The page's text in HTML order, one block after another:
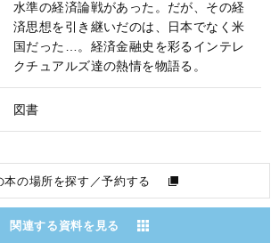
水準の経済論戦があった。だが、その経
済思想を引き継いだのは、日本でなく米
国だった…。経済金融史を彩るインテレ
クチュアルズ達の熱情を物語る。
図書
本の場所を探す／予約する
関連する資料を見る